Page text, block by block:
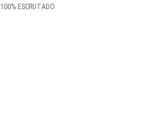
100% ESCRUTADO